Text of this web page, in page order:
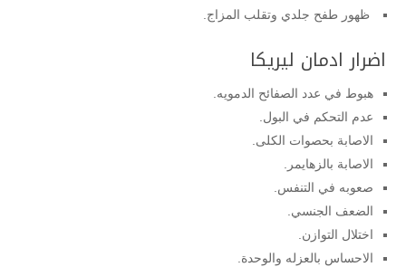
ظهور طفح جلدي وتقلب المزاج.
اضرار ادمان ليريكا
هبوط في عدد الصفائح الدمويه.
عدم التحكم في البول.
الاصابة بحصوات الكلى.
الاصابة بالزهايمر.
صعوبه في التنفس.
الضعف الجنسي.
اختلال التوازن.
الاحساس بالعزله والوحدة.